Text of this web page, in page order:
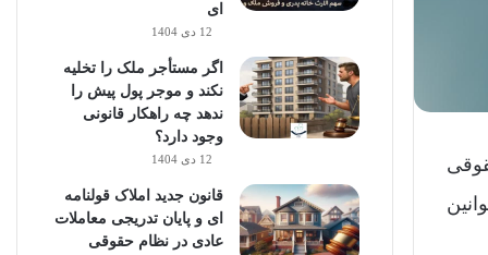
ای
12 دی 1404
اگر مستأجر ملک را تخلیه
نکند و موجر پول پیش را
ندهد چه راهکار قانونی
وجود دارد؟
12 دی 1404
قانون جدید املاک قولنامه
ای و پایان تدریجی معاملات
عادی در نظام حقوقی